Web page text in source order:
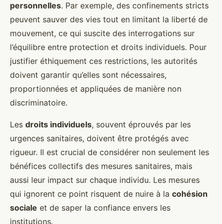
personnelles. Par exemple, des confinements stricts
peuvent sauver des vies tout en limitant la liberté de
mouvement, ce qui suscite des interrogations sur
l’équilibre entre protection et droits individuels. Pour
justifier éthiquement ces restrictions, les autorités
doivent garantir qu’elles sont nécessaires,
proportionnées et appliquées de manière non
discriminatoire.
Les droits individuels, souvent éprouvés par les
urgences sanitaires, doivent être protégés avec
rigueur. Il est crucial de considérer non seulement les
bénéfices collectifs des mesures sanitaires, mais
aussi leur impact sur chaque individu. Les mesures
qui ignorent ce point risquent de nuire à la cohésion
sociale et de saper la confiance envers les
institutions.